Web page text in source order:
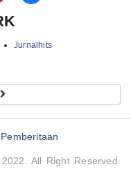
Jurnalhits
All Right Reserved.